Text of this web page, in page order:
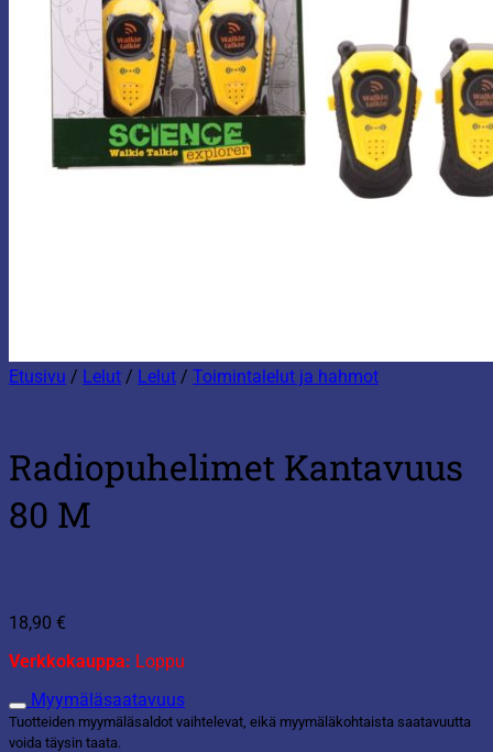
Etusivu / Lelut / Lelut / Toimintalelut ja hahmot
Radiopuhelimet Kantavuus
80 M
18,90 €
Verkkokauppa: Loppu
Myymäläsaatavuus
Tuotteiden myymäläsaldot vaihtelevat, eikä myymäläkohtaista saatavuutta
voida täysin taata.